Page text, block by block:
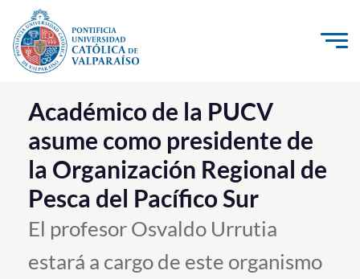
Click acá para ir directamente al contenido
La Universidad
Investigación, Creación e Innovación
PUCV Internacional
Vinculación con el Medio
Admisión
Académico de la PUCV
asume como presidente de
la Organización Regional de
Pesca del Pacífico Sur
El profesor Osvaldo Urrutia
estará a cargo de este organismo